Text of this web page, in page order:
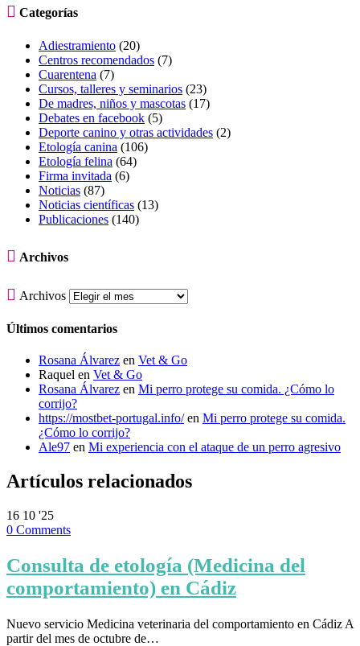
 Categorías
Adiestramiento (20)
Centros recomendados (7)
Cuarentena (7)
Cursos, talleres y seminarios (23)
De madres, niños y mascotas (17)
Debates en facebook (5)
Deporte canino y otras actividades (2)
Etología canina (106)
Etología felina (64)
Firma invitada (6)
Noticias (87)
Noticias científicas (13)
Publicaciones (140)
 Archivos
 Archivos
Últimos comentarios
Rosana Álvarez en Vet & Go
Raquel en Vet & Go
Rosana Álvarez en Mi perro protege su comida. ¿Cómo lo
corrijo?
https://mostbet-portugal.info/en Mi perro protege su comida.
¿Cómo lo corrijo?
Ale97 en Mi experiencia con el ataque de un perro agresivo
Artículos relacionados
16 10 '25
0 Comments
Consulta de etología (Medicina del
comportamiento) en Cádiz
Nuevo servicio Medicina veterinaria del comportamiento en Cádiz A
partir del mes de octubre de…